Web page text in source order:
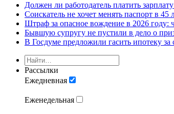
Должен ли работодатель платить
Соискатель не хочет менять паспорт в
Штраф за опасное вождение в 2026 году:
Бывшую супругу не пустили в дело о
В Госдуме предложили гасить ипотеку
Рассылки
Ежедневная
Еженедельная